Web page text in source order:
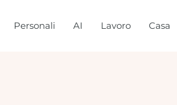
Personali AI Lavoro Casa